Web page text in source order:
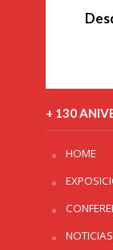
+ 130
HOME
NOTICIAS